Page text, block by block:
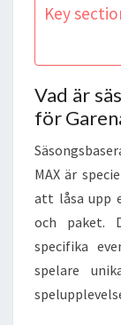
Key
Vad är
för
MAX är
att låsa upp
och paket.
specifika
spelare